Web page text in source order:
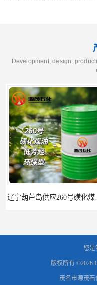
Development, design,
您是
版权所有 ©2026-
茂名市源茂石